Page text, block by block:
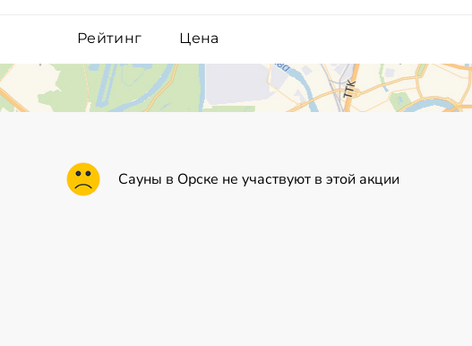
Рейтинг Цена
Сауны в Орске не участвуют в этой акции